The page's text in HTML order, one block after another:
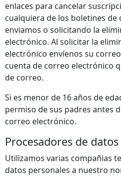
enlaces para cancelar
cualquiera de los boletines
enviamos o solicitando la
electrónico. Al solicitar la
electrónico envíenos su
cuenta de correo electrónico
de correo.
Si es menor de 16 años de
permiso de sus padres antes
correo electrónico.
Procesadores de
Utilizamos varias compañias
datos personales a nuestro